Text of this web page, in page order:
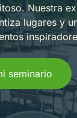
Nuestra
lugares y
seminario